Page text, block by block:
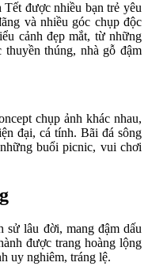
được nhiều bạn trẻ yêu
và nhiều góc chụp độc
cảnh đẹp mắt, từ những
thúng, nhà gỗ đậm
chụp ảnh khác nhau,
đại, cá tính. Bãi đá sông
buổi picnic, vui chơi
lâu đời, mang đậm dấu
được trang hoàng lộng
uy nghiêm, tráng lệ.